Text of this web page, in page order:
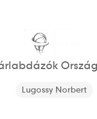
Lugossy Norbert